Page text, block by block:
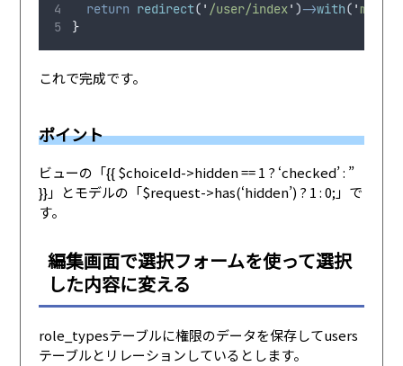
return redirect( ' /user/index' )->with( '
}
これで完成です。
ポイント
ビューの「{{ $choiceId->hidden == 1 ? ‘checked’ : ”
}}」とモデルの「$request->has(‘hidden’) ? 1 : 0;」で
す。
編集画面で選択フォームを使って選択
した内容に変える
role_typesテーブルに権限のデータを保存してusers
テーブルとリレーションしているとします。